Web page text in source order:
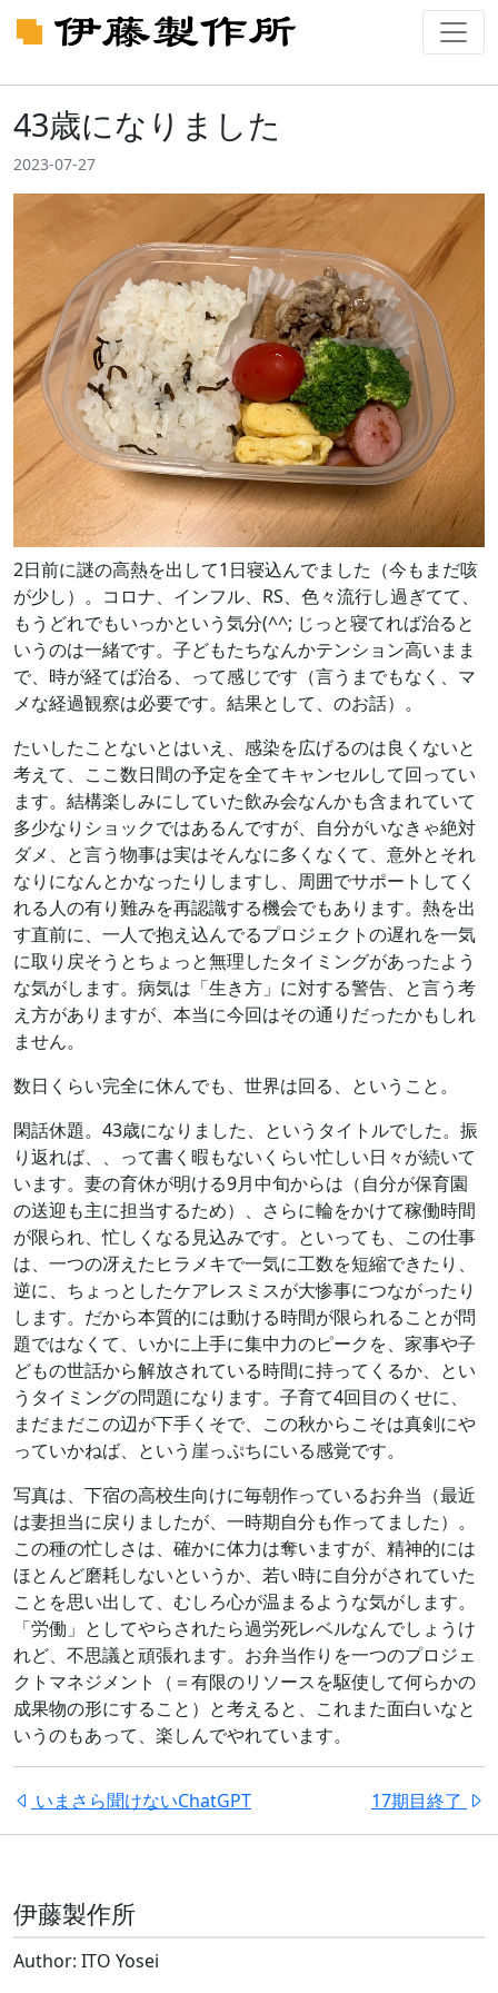
43歳になりました
2023-07-27
2日前に謎の高熱を出して1日寝込んでました（今もまだ咳
が少し）。コロナ、インフル、RS、色々流行し過ぎてて、
もうどれでもいっかという気分(^^; じっと寝てれば治ると
いうのは一緒です。子どもたちなんかテンション高いまま
で、時が経てば治る、って感じです（言うまでもなく、マ
メな経過観察は必要です。結果として、のお話）。
たいしたことないとはいえ、感染を広げるのは良くないと
考えて、ここ数日間の予定を全てキャンセルして回ってい
ます。結構楽しみにしていた飲み会なんかも含まれていて
多少なりショックではあるんですが、自分がいなきゃ絶対
ダメ、と言う物事は実はそんなに多くなくて、意外とそれ
なりになんとかなったりしますし、周囲でサポートしてく
れる人の有り難みを再認識する機会でもあります。熱を出
す直前に、一人で抱え込んでるプロジェクトの遅れを一気
に取り戻そうとちょっと無理したタイミングがあったよう
な気がします。病気は「生き方」に対する警告、と言う考
え方がありますが、本当に今回はその通りだったかもしれ
ません。
数日くらい完全に休んでも、世界は回る、ということ。
閑話休題。43歳になりました、というタイトルでした。振
り返れば、、って書く暇もないくらい忙しい日々が続いて
います。妻の育休が明ける9月中旬からは（自分が保育園
の送迎も主に担当するため）、さらに輪をかけて稼働時間
が限られ、忙しくなる見込みです。といっても、この仕事
は、一つの冴えたヒラメキで一気に工数を短縮できたり、
逆に、ちょっとしたケアレスミスが大惨事につながったり
します。だから本質的には動ける時間が限られることが問
題ではなくて、いかに上手に集中力のピークを、家事や子
どもの世話から解放されている時間に持ってくるか、とい
うタイミングの問題になります。子育て4回目のくせに、
まだまだこの辺が下手くそで、この秋からこそは真剣にや
っていかねば、という崖っぷちにいる感覚です。
写真は、下宿の高校生向けに毎朝作っているお弁当（最近
は妻担当に戻りましたが、一時期自分も作ってました）。
この種の忙しさは、確かに体力は奪いますが、精神的には
ほとんど磨耗しないというか、若い時に自分がされていた
ことを思い出して、むしろ心が温まるような気がします。
「労働」としてやらされたら過労死レベルなんでしょうけ
れど、不思議と頑張れます。お弁当作りを一つのプロジェ
クトマネジメント（＝有限のリソースを駆使して何らかの
成果物の形にすること）と考えると、これまた面白いなと
いうのもあって、楽しんでやれています。
いまさら聞けないChatGPT 17期目終了
伊藤製作所
Author: ITO Yosei